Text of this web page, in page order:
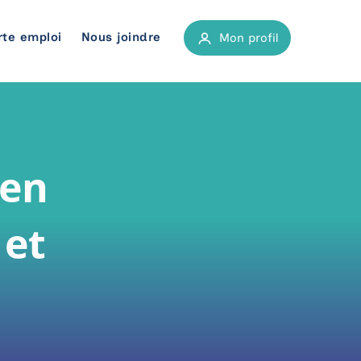
biochimie clinique et physique médicale
emploi Nous joindre Mon profil